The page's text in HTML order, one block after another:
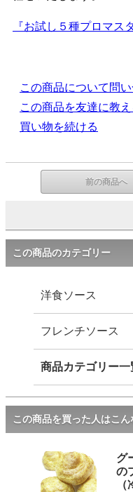
『お試し５種プロマス
この商品について問
この商品を友達に教え
買い物を続ける
前の商品へ
この商品のカテゴリー
洋食ソース
フレンチソース
商品カテゴリー一
この商品を買った人はこ
グ
の
（